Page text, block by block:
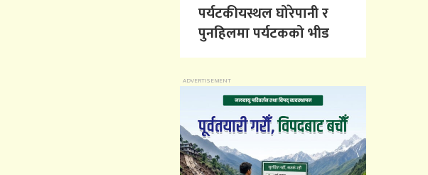
पर्यटकीयस्थल घोरेपानी र
पुनहिलमा पर्यटकको भीड